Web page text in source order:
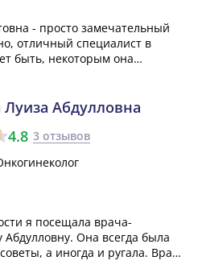
- просто замечательный
отличный специалист в
быть, некоторым она
этого...»
Луиза Абдулловна
4.8 3 отзывов
я посещала врача-
Абдулловну. Она всегда была
а иногда и ругала. Врач